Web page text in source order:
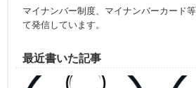
マイナンバー制度、マイナンバーカード
て発信しています。
最近書いた記事